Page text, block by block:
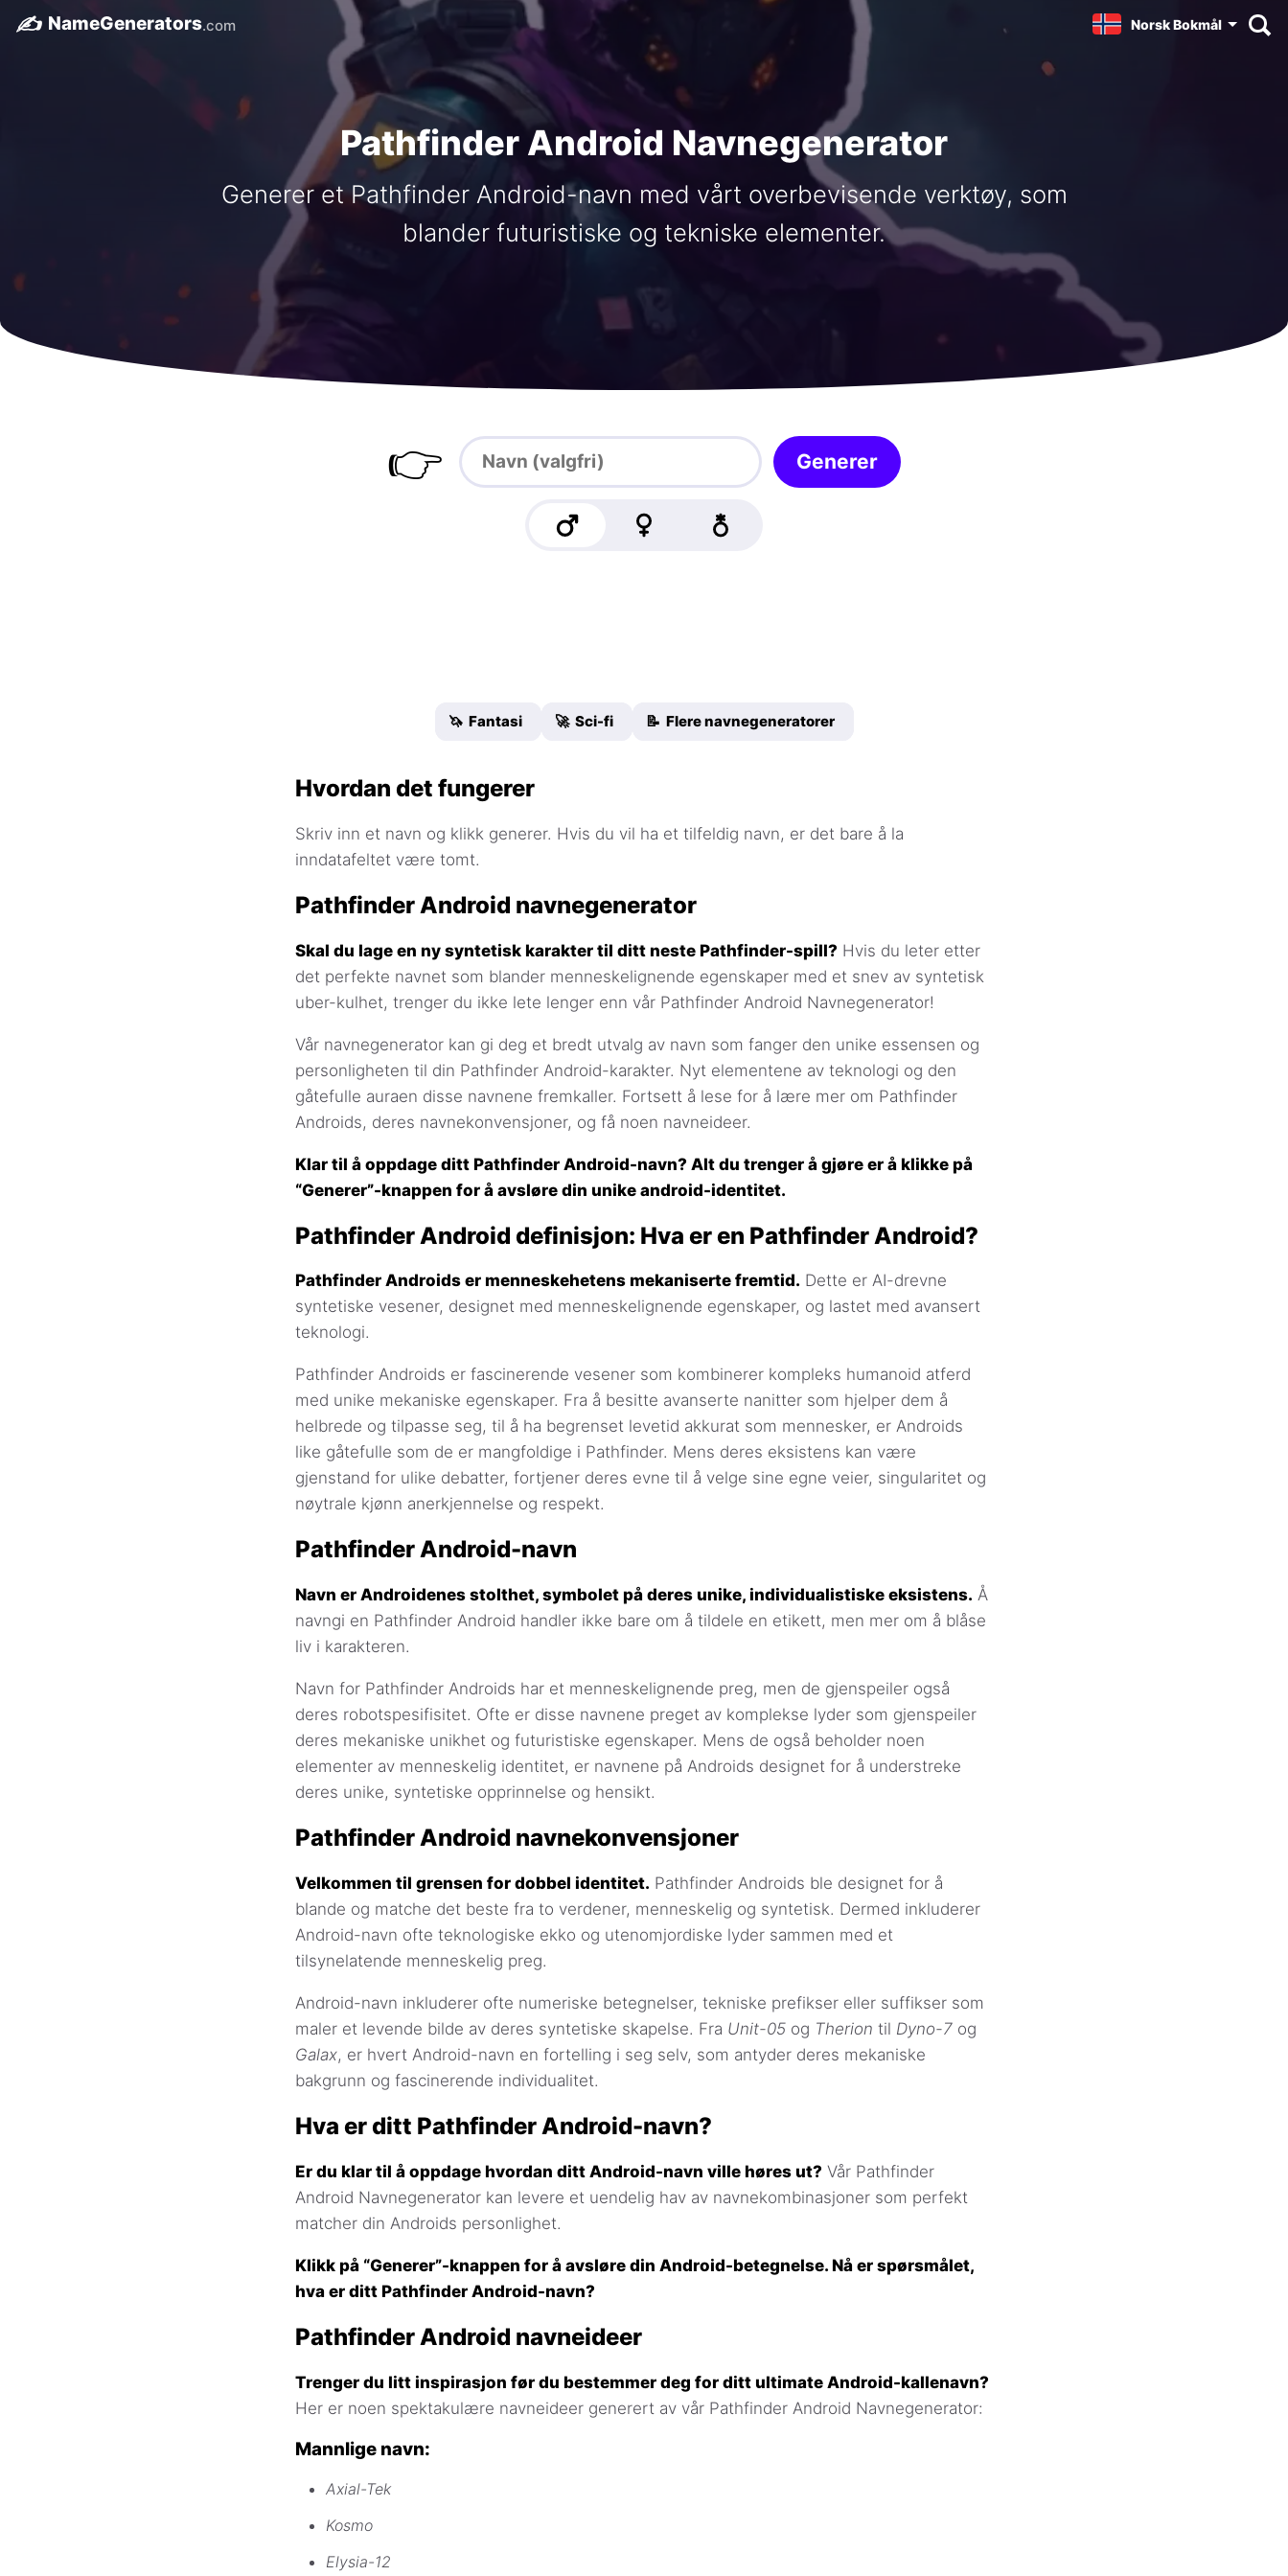
✍️ NameGenerators.com Norsk Bokmål
Pathfinder Android Navnegenerator
Generer et Pathfinder Android-navn med vårt overbevisende verktøy, som
blander futuristiske og tekniske elementer.
👉 Generer
🦄 Fantasi 🚀 Sci-fi 📝 Flere navnegeneratorer
Hvordan det fungerer
Skriv inn et navn og klikk generer. Hvis du vil ha et tilfeldig navn, er det bare å la
inndatafeltet være tomt.
Pathfinder Android navnegenerator
Skal du lage en ny syntetisk karakter til ditt neste Pathfinder-spill? Hvis du leter etter
det perfekte navnet som blander menneskelignende egenskaper med et snev av syntetisk
uber-kulhet, trenger du ikke lete lenger enn vår Pathfinder Android Navnegenerator!
Vår navnegenerator kan gi deg et bredt utvalg av navn som fanger den unike essensen og
personligheten til din Pathfinder Android-karakter. Nyt elementene av teknologi og den
gåtefulle auraen disse navnene fremkaller. Fortsett å lese for å lære mer om Pathfinder
Androids, deres navnekonvensjoner, og få noen navneideer.
Klar til å oppdage ditt Pathfinder Android-navn? Alt du trenger å gjøre er å klikke på
“Generer”-knappen for å avsløre din unike android-identitet.
Pathfinder Android definisjon: Hva er en Pathfinder Android?
Pathfinder Androids er menneskehetens mekaniserte fremtid. Dette er AI-drevne
syntetiske vesener, designet med menneskelignende egenskaper, og lastet med avansert
teknologi.
Pathfinder Androids er fascinerende vesener som kombinerer kompleks humanoid atferd
med unike mekaniske egenskaper. Fra å besitte avanserte nanitter som hjelper dem å
helbrede og tilpasse seg, til å ha begrenset levetid akkurat som mennesker, er Androids
like gåtefulle som de er mangfoldige i Pathfinder. Mens deres eksistens kan være
gjenstand for ulike debatter, fortjener deres evne til å velge sine egne veier, singularitet og
nøytrale kjønn anerkjennelse og respekt.
Pathfinder Android-navn
Navn er Androidenes stolthet, symbolet på deres unike, individualistiske eksistens. Å
navngi en Pathfinder Android handler ikke bare om å tildele en etikett, men mer om å blåse
liv i karakteren.
Navn for Pathfinder Androids har et menneskelignende preg, men de gjenspeiler også
deres robotspesifisitet. Ofte er disse navnene preget av komplekse lyder som gjenspeiler
deres mekaniske unikhet og futuristiske egenskaper. Mens de også beholder noen
elementer av menneskelig identitet, er navnene på Androids designet for å understreke
deres unike, syntetiske opprinnelse og hensikt.
Pathfinder Android navnekonvensjoner
Velkommen til grensen for dobbel identitet. Pathfinder Androids ble designet for å
blande og matche det beste fra to verdener, menneskelig og syntetisk. Dermed inkluderer
Android-navn ofte teknologiske ekko og utenomjordiske lyder sammen med et
tilsynelatende menneskelig preg.
Android-navn inkluderer ofte numeriske betegnelser, tekniske prefikser eller suffikser som
maler et levende bilde av deres syntetiske skapelse. Fra Unit-05 og Therion til Dyno-7 og
Galax, er hvert Android-navn en fortelling i seg selv, som antyder deres mekaniske
bakgrunn og fascinerende individualitet.
Hva er ditt Pathfinder Android-navn?
Er du klar til å oppdage hvordan ditt Android-navn ville høres ut? Vår Pathfinder
Android Navnegenerator kan levere et uendelig hav av navnekombinasjoner som perfekt
matcher din Androids personlighet.
Klikk på “Generer”-knappen for å avsløre din Android-betegnelse. Nå er spørsmålet,
hva er ditt Pathfinder Android-navn?
Pathfinder Android navneideer
Trenger du litt inspirasjon før du bestemmer deg for ditt ultimate Android-kallenavn?
Her er noen spektakulære navneideer generert av vår Pathfinder Android Navnegenerator:
Mannlige navn:
Axial-Tek
Kosmo
Elysia-12